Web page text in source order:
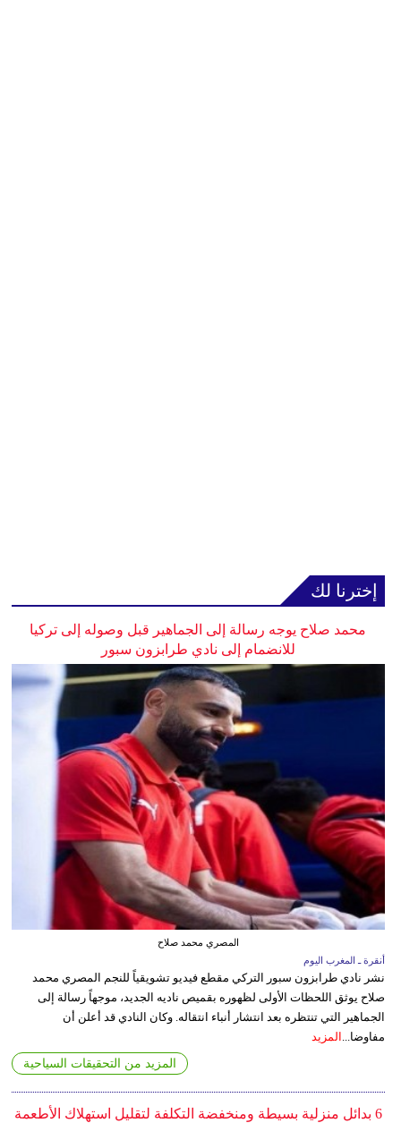
إخترنا لك
محمد صلاح يوجه رسالة إلى الجماهير قبل وصوله إلى تركيا
للانضمام إلى نادي طرابزون سبور
المصري محمد صلاح
أنقرة ـ المغرب اليوم
نشر نادي طرابزون سبور التركي مقطع فيديو تشويقياً للنجم المصري محمد
صلاح يوثق اللحظات الأولى لظهوره بقميص ناديه الجديد، موجهاً رسالة إلى
الجماهير التي تنتظره بعد انتشار أنباء انتقاله. وكان النادي قد أعلن أن
مفاوضا... المزيد
المزيد من التحقيقات السياحية
6 بدائل منزلية بسيطة ومنخفضة التكلفة لتقليل استهلاك الأطعمة